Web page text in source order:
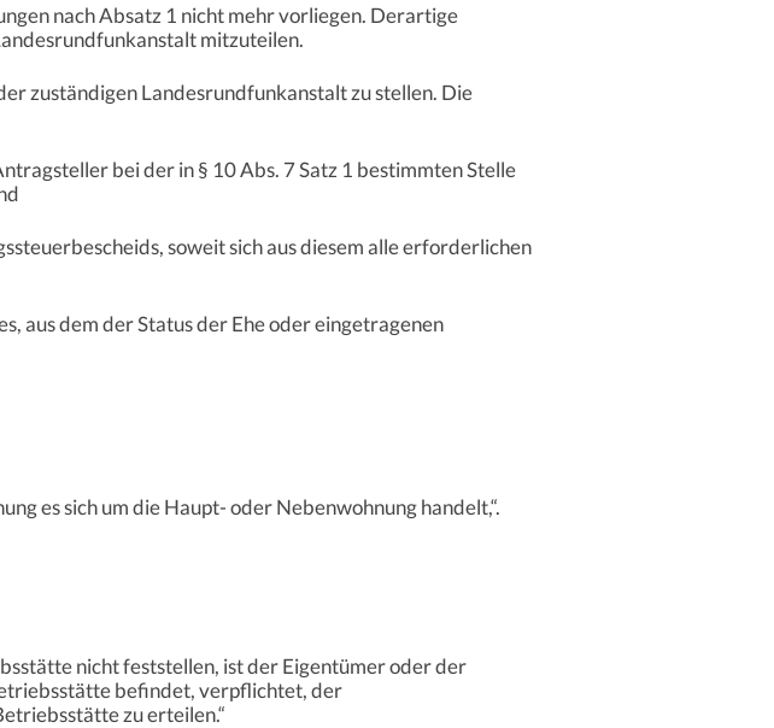
nach Absatz 1 nicht mehr vorliegen. Derartige
mitzuteilen.
zuständigen Landesrundfunkanstalt zu stellen. Die
bei der in § 10 Abs. 7 Satz 1 bestimmten Stelle
soweit sich aus diesem alle erforderlichen
aus dem der Status der Ehe oder eingetragenen
es sich um die Haupt- oder Nebenwohnung handelt,“.
nicht feststellen, ist der Eigentümer oder der
befindet, verpflichtet, der
zu erteilen.“